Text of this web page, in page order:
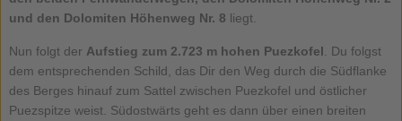
und den Dolomiten Höhenweg Nr. 8 liegt.
Nun folgt der Aufstieg zum 2.723 m hohen Puezkofel . Du folgst
dem entsprechenden Schild, das Dir den Weg durch die Südflanke
des Berges hinauf zum Sattel zwischen Puezkofel und östlicher
Puezspitze weist. Südostwärts geht es dann über einen breiten